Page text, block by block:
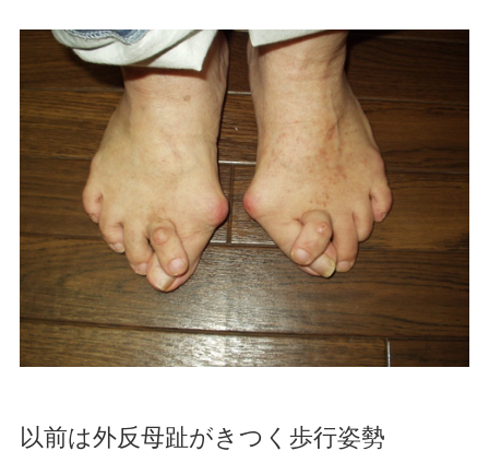
不定愁訴
以前は外反母趾がきつく歩行姿勢